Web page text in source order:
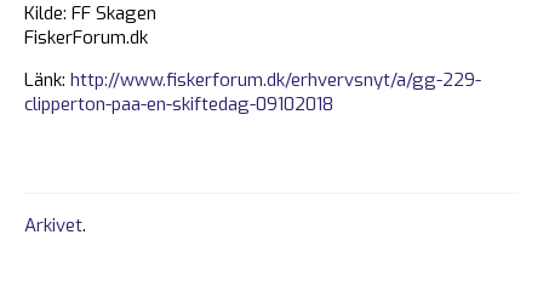
Kilde: FF Skagen
FiskerForum.dk
Länk: http://www.fiskerforum.dk/erhvervsnyt/a/gg-229-
clipperton-paa-en-skiftedag-09102018
Arkivet.